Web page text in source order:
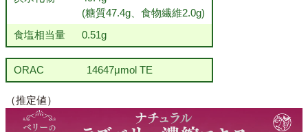
(糖質47.4g、食物繊維2.0g)
食塩相当量
0.51g
ORAC 14647μmol TE
（推定値）